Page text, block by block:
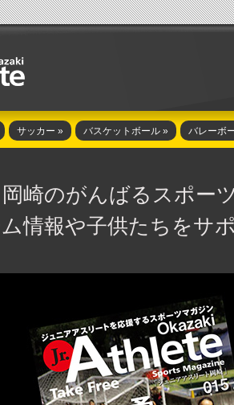
サッカー » バスケットボール » バレーボ
岡崎のがんばるスポー
情報や子供たちをサ